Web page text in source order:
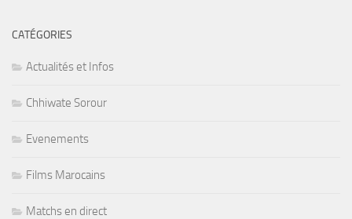
CATÉGORIES
Actualités et Infos
Chhiwate Sorour
Evenements
Films Marocains
Matchs en direct